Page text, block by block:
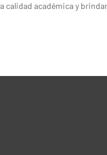
calidad académica y